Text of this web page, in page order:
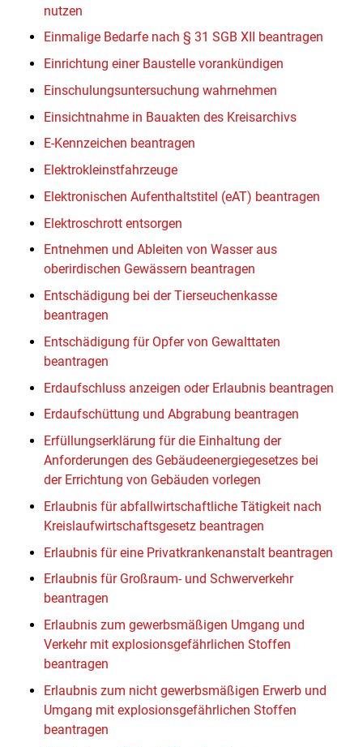
nutzen
Einmalige Bedarfe nach § 31 SGB XII beantragen
Einrichtung einer Baustelle vorankündigen
Einschulungsuntersuchung wahrnehmen
Einsichtnahme in Bauakten des Kreisarchivs
E-Kennzeichen beantragen
Elektrokleinstfahrzeuge
Elektronischen Aufenthaltstitel (eAT) beantragen
Elektroschrott entsorgen
Entnehmen und Ableiten von Wasser aus
oberirdischen Gewässern beantragen
Entschädigung bei der Tierseuchenkasse
beantragen
Entschädigung für Opfer von Gewalttaten
beantragen
Erdaufschluss anzeigen oder Erlaubnis beantragen
Erdaufschüttung und Abgrabung beantragen
Erfüllungserklärung für die Einhaltung der
Anforderungen des Gebäudeenergiegesetzes bei
der Errichtung von Gebäuden vorlegen
Erlaubnis für abfallwirtschaftliche Tätigkeit nach
Kreislaufwirtschaftsgesetz beantragen
Erlaubnis für eine Privatkrankenanstalt beantragen
Erlaubnis für Großraum- und Schwerverkehr
beantragen
Erlaubnis zum gewerbsmäßigen Umgang und
Verkehr mit explosionsgefährlichen Stoffen
beantragen
Erlaubnis zum nicht gewerbsmäßigen Erwerb und
Umgang mit explosionsgefährlichen Stoffen
beantragen